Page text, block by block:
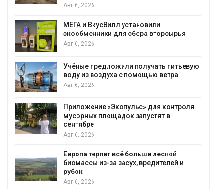
Авг 6, 2026
МЕГА и ВкусВилл установили
экообменники для сбора вторсырья
Авг 6, 2026
Учёные предложили получать питьевую
воду из воздуха с помощью ветра
Авг 6, 2026
Приложение «Экопульс» для контроля
мусорных площадок запустят в
сентябре
Авг 6, 2026
Европа теряет всё больше лесной
биомассы из-за засух, вредителей и
рубок
Авг 6, 2026